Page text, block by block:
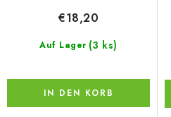
Auf Lager (3 ks)
€18,20
IN DEN KORB